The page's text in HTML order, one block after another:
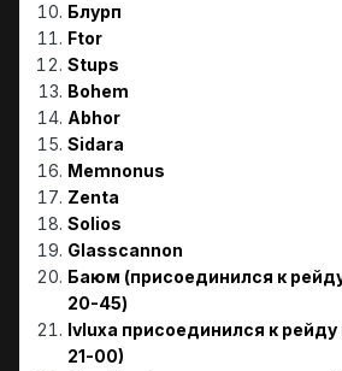
Блурп
Ftor
Stups
Bohem
Abhor
Sidara
Memnonus
Zenta
Solios
Glasscannon
Баюм (присоединился к
20-45)
Ivluxa присоединился к
21-00)